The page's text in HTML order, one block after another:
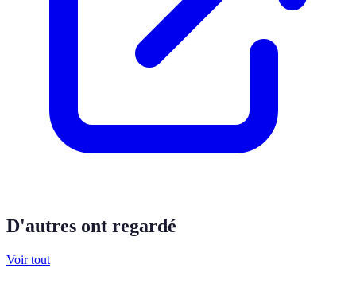
D'autres ont regardé
Voir tout